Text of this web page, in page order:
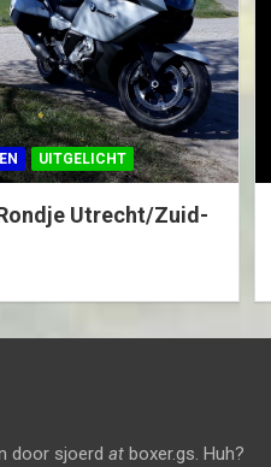
UITGELICHT
Utrecht/Zuid-
door sjoerd at boxer.gs. Huh?